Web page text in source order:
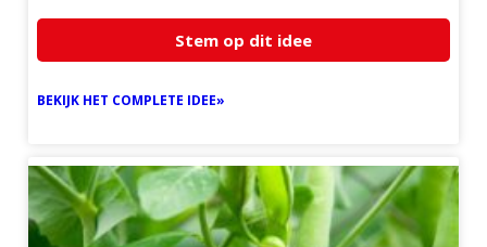
Stem op dit idee
BEKIJK HET COMPLETE IDEE»